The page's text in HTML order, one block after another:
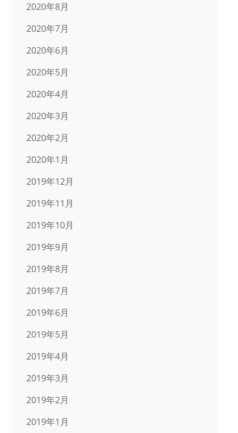
2020年8月
2020年7月
2020年6月
2020年5月
2020年4月
2020年3月
2020年2月
2020年1月
2019年12月
2019年11月
2019年10月
2019年9月
2019年8月
2019年7月
2019年6月
2019年5月
2019年4月
2019年3月
2019年2月
2019年1月